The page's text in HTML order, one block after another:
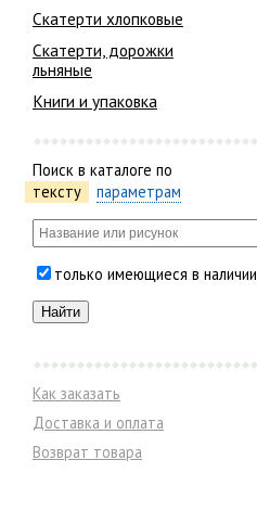
Скатерти хлопковые
Скатерти, дорожки
льняные
Книги и упаковка
Поиск в каталоге по
тексту
параметрам
только имеющиеся в наличии
Как заказать
Доставка и оплата
Возврат товара